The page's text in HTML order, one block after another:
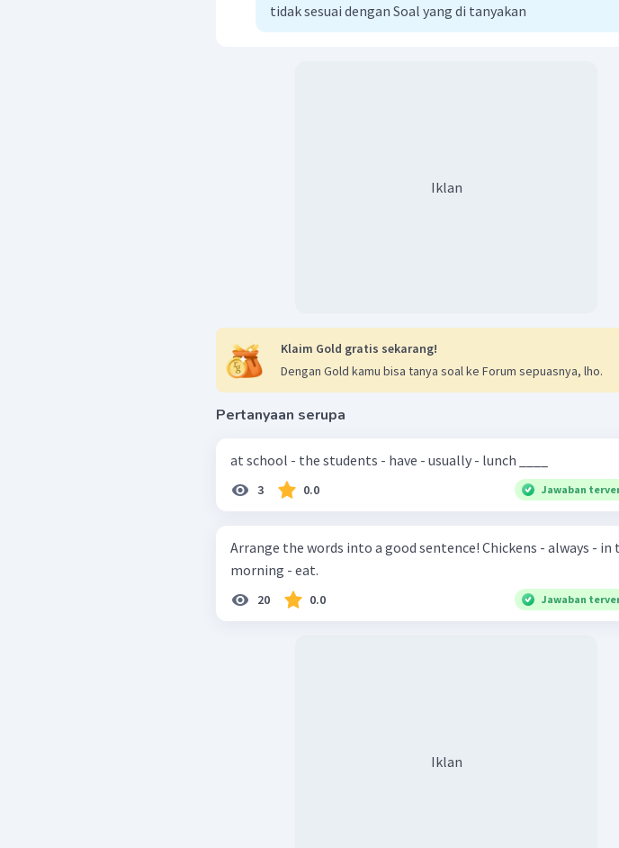
tidak sesuai dengan Soal yang di tanyakan
Iklan
Klaim Gold gratis sekarang!
Dengan Gold kamu bisa tanya soal ke Forum sepuasnya, lho.
Pertanyaan serupa
3 0.0 Jawaban
Arrange the words into a good sentence! Chickens - always - in the
morning - eat.
20 0.0 Jawaban
Iklan